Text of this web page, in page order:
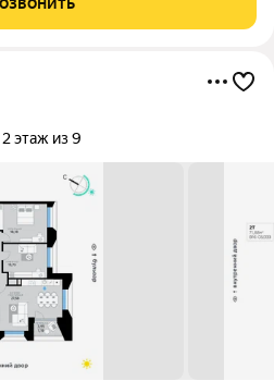
2 этаж из 9